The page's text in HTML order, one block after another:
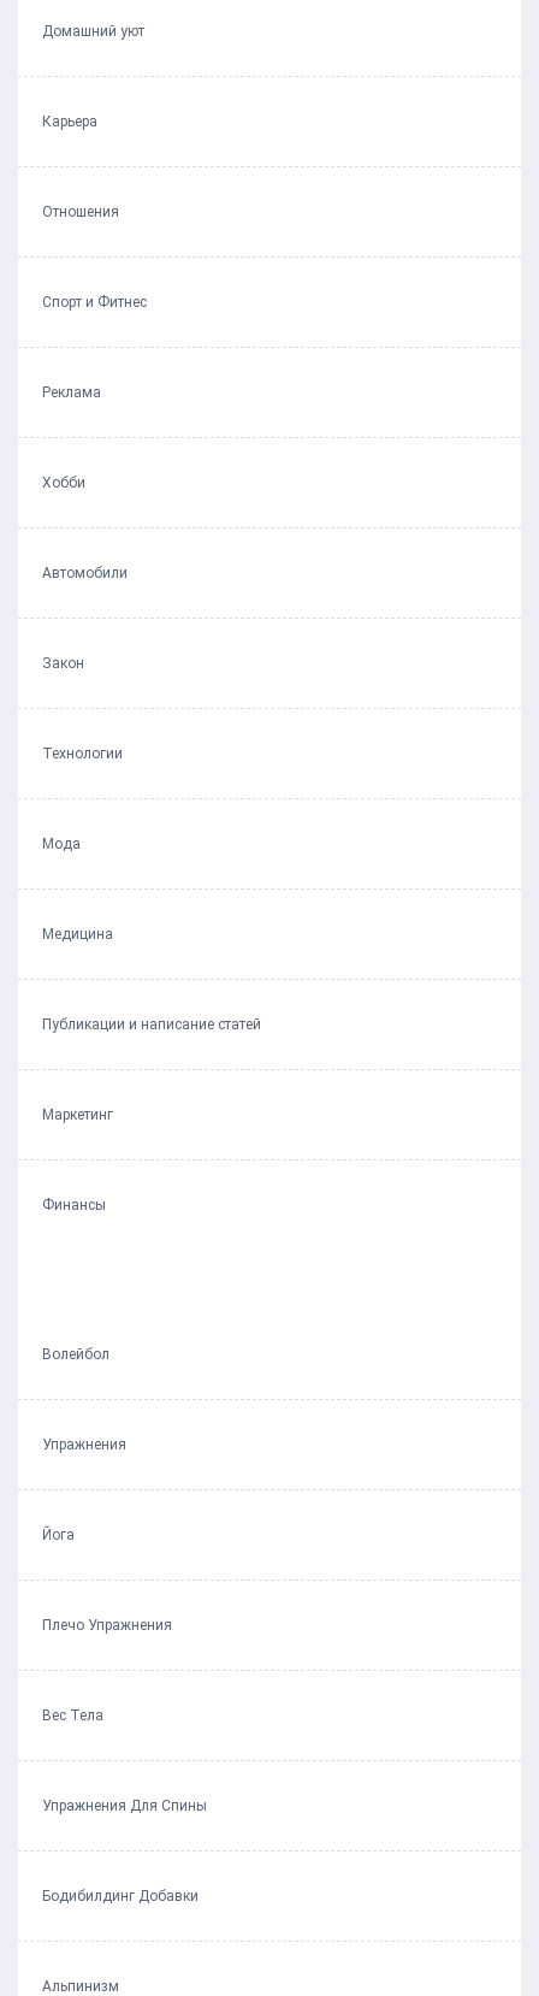
Домашний уют
Карьера
Отношения
Спорт и Фитнес
Реклама
Хобби
Автомобили
Закон
Технологии
Мода
Медицина
Публикации и написание статей
Маркетинг
Финансы
Волейбол
Упражнения
Йога
Плечо Упражнения
Вес Тела
Упражнения Для Спины
Бодибилдинг Добавки
Альпинизм